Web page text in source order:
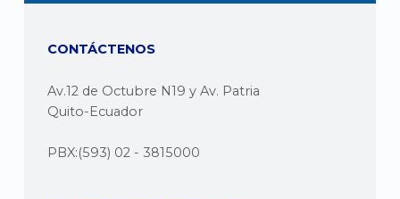
CONTÁCTENOS
Av.12 de Octubre N19 y Av. Patria
Quito-Ecuador
PBX:(593) 02 - 3815000